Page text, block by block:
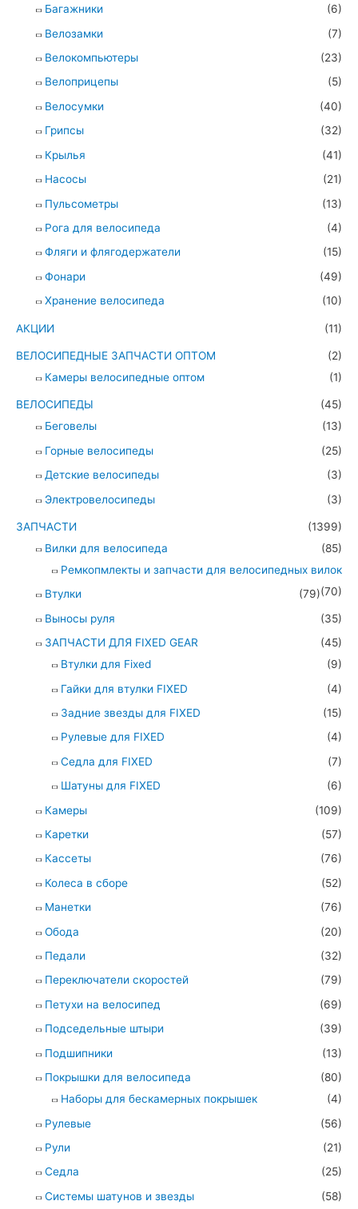
Багажники
(6)
Велозамки
(7)
Велокомпьютеры
(23)
Велоприцепы
(5)
Велосумки
(40)
Грипсы
(32)
Крылья
(41)
Насосы
(21)
Пульсометры
(13)
Рога для велосипеда
(4)
Фляги и флягодержатели
(15)
Фонари
(49)
Хранение велосипеда
(10)
АКЦИИ (11)
ВЕЛОСИПЕДНЫЕ ЗАПЧАСТИ ОПТОМ
(2)
Камеры велосипедные оптом
(1)
ВЕЛОСИПЕДЫ
(45)
Беговелы
(13)
Горные велосипеды
(25)
Детские велосипеды
(3)
Электровелосипеды
(3)
ЗАПЧАСТИ
(1399)
Вилки для велосипеда
(85)
Ремкопмлекты и запчасти для велосипедных вилок
(70)
Втулки
(79)
Выносы руля
(35)
ЗАПЧАСТИ ДЛЯ FIXED GEAR
(45)
Втулки для Fixed
(9)
Гайки для втулки FIXED
(4)
Задние звезды для FIXED
(15)
Рулевые для FIXED
(4)
Седла для FIXED
(7)
Шатуны для FIXED
(6)
Камеры
(109)
Каретки
(57)
Кассеты
(76)
Колеса в сборе
(52)
Манетки
(76)
Обода
(20)
Педали
(32)
Переключатели скоростей
(79)
Петухи на велосипед
(69)
Подседельные штыри
(39)
Подшипники
(13)
Покрышки для велосипеда
(80)
Наборы для бескамерных покрышек
(4)
Рулевые
(56)
Рули
(21)
Седла
(25)
Системы шатунов и звезды
(58)